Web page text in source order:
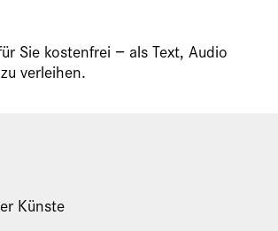
Sie kostenfrei − als Text, Audio
verleihen.
Künste